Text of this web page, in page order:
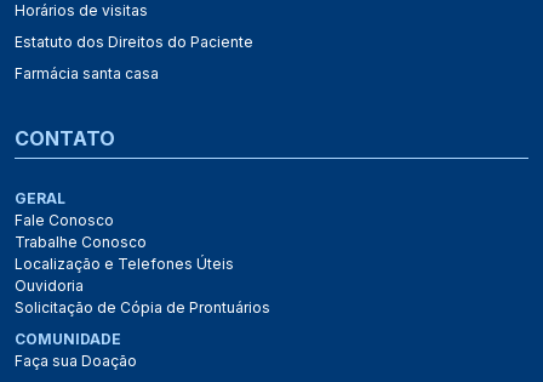
Horários de visitas
Estatuto dos Direitos do Paciente
Farmácia santa casa
CONTATO
GERAL
Fale Conosco
Trabalhe Conosco
Localização e Telefones Úteis
Ouvidoria
Solicitação de Cópia de Prontuários
COMUNIDADE
Faça sua Doação